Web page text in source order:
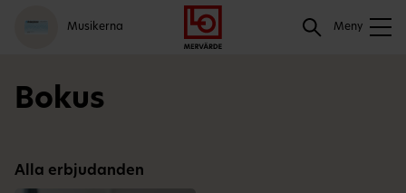
Gå
till
meny
Logga
in
Hoppa
till
innehåll
Musikerna Meny
Sök
Bokus
Alla erbjudanden